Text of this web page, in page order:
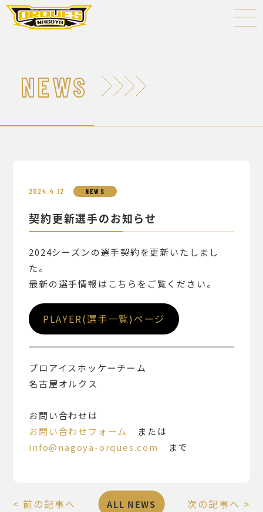
NEWS
2024.4.12 NEWS
契約更新選手のお知らせ
2024シーズンの選手契約を更新いたしまし
た。
最新の選手情報はこちらをご覧ください。
PLAYER(選手一覧)ページ
プロアイスホッケーチーム
名古屋オルクス
お問い合わせは
お問い合わせフォーム
または
info@nagoya-orques.com
まで
< 前の記事へ 次の記事へ >
ALL NEWS